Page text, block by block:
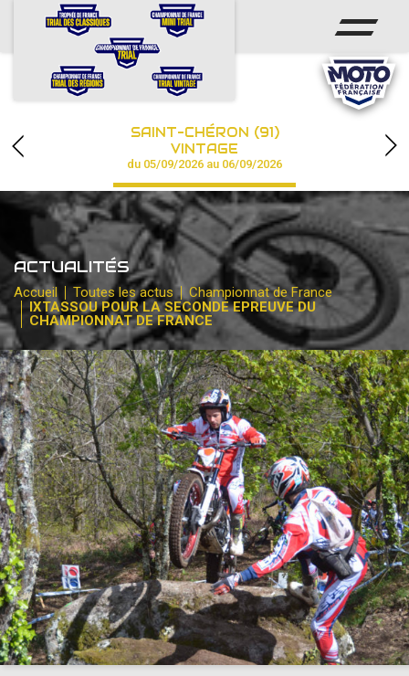
ACCUEIL
CALENDRIER
CHAMPIONNAT
RÉSULTATS
PHOTOS / VIDÉOS
PARTENAIRES
SAINT-CHÉRON (91)
VINTAGE
du 05/09/2026 au 06/09/2026
ACTUALITÉS
Accueil Toutes les actus
Championnat de France
IXTASSOU POUR LA SECONDE EPREUVE DU
CHAMPIONNAT DE FRANCE